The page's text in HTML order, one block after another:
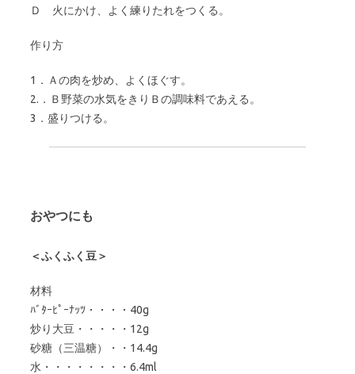
Ｄ 火にかけ、よく練りたれをつくる。
作り方
1．Ａの肉を炒め、よくほぐす。
2.．Ｂ野菜の水気をきりＢの調味料であえる。
3．盛りつける。
おやつにも
＜ふくふく豆＞
材料
ﾊﾞﾀｰﾋﾟｰﾅｯﾂ・・・・40g
炒り大豆・・・・・12g
砂糖（三温糖）・・14.4g
水・・・・・・・・6.4ml